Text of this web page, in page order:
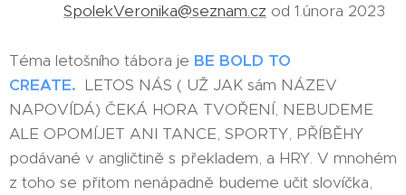
SpolekVeronika@seznam.cz od 1.února 2023
Téma letošního tábora je BE BOLD TO
CREATE. LETOS NÁS ( UŽ JAK sám NÁZEV
NAPOVÍDÁ) ČEKÁ HORA TVOŘENÍ, NEBUDEME
ALE OPOMÍJET ANI TANCE, SPORTY, PŘÍBĚHY
podávané v angličtině s překladem, a HRY. V mnohém
z toho se přitom nenápadně budeme učit slovíčka,